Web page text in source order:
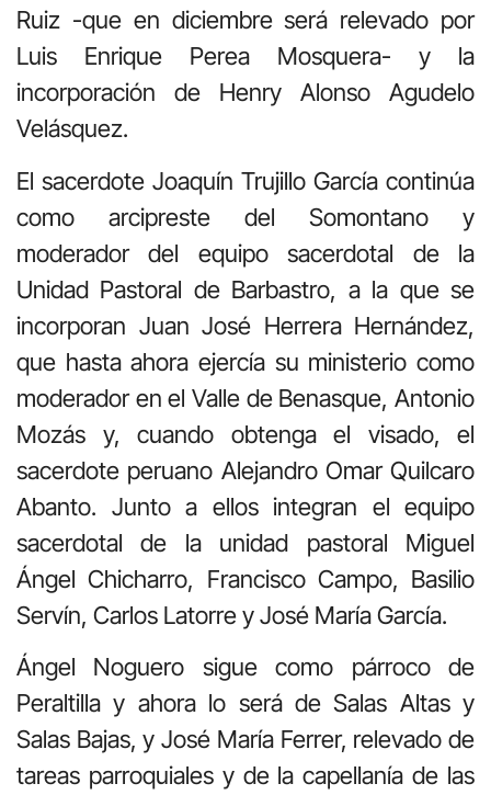
Ruiz -que en diciembre será relevado por
Luis Enrique Perea Mosquera- y la
incorporación de Henry Alonso Agudelo
Velásquez.
El sacerdote Joaquín Trujillo García continúa
como arcipreste del Somontano y
moderador del equipo sacerdotal de la
Unidad Pastoral de Barbastro, a la que se
incorporan Juan José Herrera Hernández,
que hasta ahora ejercía su ministerio como
moderador en el Valle de Benasque, Antonio
Mozás y, cuando obtenga el visado, el
sacerdote peruano Alejandro Omar Quilcaro
Abanto. Junto a ellos integran el equipo
sacerdotal de la unidad pastoral Miguel
Ángel Chicharro, Francisco Campo, Basilio
Servín, Carlos Latorre y José María García.
Ángel Noguero sigue como párroco de
Peraltilla y ahora lo será de Salas Altas y
Salas Bajas, y José María Ferrer, relevado de
tareas parroquiales y de la capellanía de las